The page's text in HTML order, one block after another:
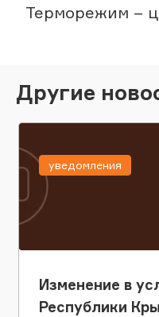
Терморежим –
Другие
Изменение в
Республики
уведомления